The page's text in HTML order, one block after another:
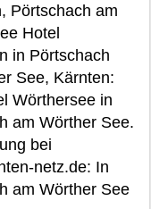
Pörtschach am
Hotel
in Pörtschach
See, Kärnten:
Wörthersee in
am Wörther See.
bei
netz.de: In
am Wörther See